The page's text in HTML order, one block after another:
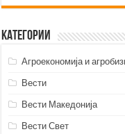
Категории
Агроекономија и
Вести
Вести Македонија
Вести Свет